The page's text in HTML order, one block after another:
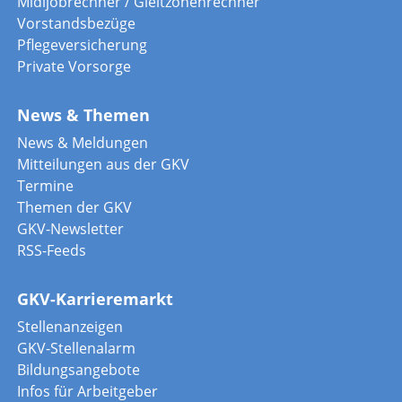
Vorstandsbezüge
Pflegeversicherung
Private Vorsorge
News & Themen
News & Meldungen
Mitteilungen aus der GKV
Termine
Themen der GKV
GKV-Newsletter
RSS-Feeds
GKV-Karrieremarkt
Stellenanzeigen
GKV-Stellenalarm
Bildungsangebote
Infos für Arbeitgeber